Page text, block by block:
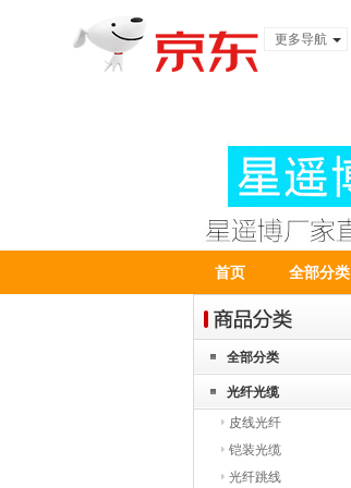
更多导航
首页 全部分类
全部分类
光纤光缆
皮线光纤
铠装光缆
光纤跳线